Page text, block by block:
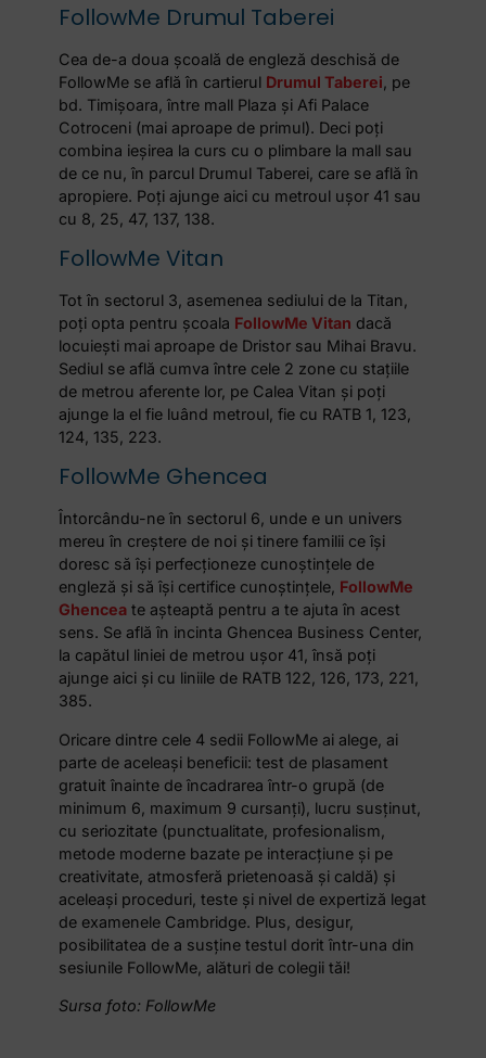
FollowMe Drumul Taberei
Cea de-a doua școală de engleză deschisă de
FollowMe se află în cartierul Drumul Taberei, pe
bd. Timișoara, între mall Plaza și Afi Palace
Cotroceni (mai aproape de primul). Deci poți
combina ieșirea la curs cu o plimbare la mall sau
de ce nu, în parcul Drumul Taberei, care se află în
apropiere. Poți ajunge aici cu metroul ușor 41 sau
cu 8, 25, 47, 137, 138.
FollowMe Vitan
Tot în sectorul 3, asemenea sediului de la Titan,
poți opta pentru școala FollowMe Vitan dacă
locuiești mai aproape de Dristor sau Mihai Bravu.
Sediul se află cumva între cele 2 zone cu stațiile
de metrou aferente lor, pe Calea Vitan și poți
ajunge la el fie luând metroul, fie cu RATB 1, 123,
124, 135, 223.
FollowMe Ghencea
Întorcându-ne în sectorul 6, unde e un univers
mereu în creștere de noi și tinere familii ce își
doresc să își perfecționeze cunoștințele de
engleză și să își certifice cunoștințele, FollowMe
Ghencea te așteaptă pentru a te ajuta în acest
sens. Se află în incinta Ghencea Business Center,
la capătul liniei de metrou ușor 41, însă poți
ajunge aici și cu liniile de RATB 122, 126, 173, 221,
385.
Oricare dintre cele 4 sedii FollowMe ai alege, ai
parte de aceleași beneficii: test de plasament
gratuit înainte de încadrarea într-o grupă (de
minimum 6, maximum 9 cursanți), lucru susținut,
cu seriozitate (punctualitate, profesionalism,
metode moderne bazate pe interacțiune și pe
creativitate, atmosferă prietenoasă și caldă) și
aceleași proceduri, teste și nivel de expertiză legat
de examenele Cambridge. Plus, desigur,
posibilitatea de a susține testul dorit într-una din
sesiunile FollowMe, alături de colegii tăi!
Sursa foto: FollowMe